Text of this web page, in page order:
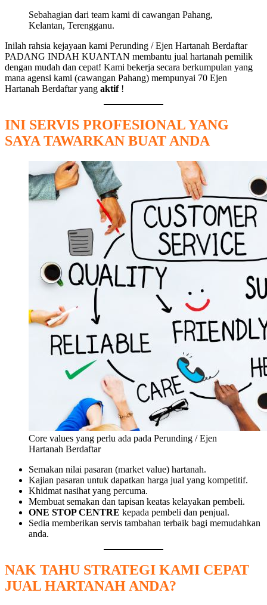
Sebahagian dari team kami di cawangan Pahang,
Kelantan, Terengganu.
Inilah rahsia kejayaan kami Perunding / Ejen Hartanah Berdaftar
PADANG INDAH KUANTAN membantu jual hartanah pemilik
dengan mudah dan cepat! Kami bekerja secara berkumpulan yang
mana agensi kami (cawangan Pahang) mempunyai 70 Ejen
Hartanah Berdaftar yang aktif!
INI SERVIS PROFESIONAL YANG
SAYA TAWARKAN BUAT ANDA
Core values yang perlu ada pada Perunding / Ejen
Hartanah Berdaftar
Semakan nilai pasaran (market value) hartanah.
Kajian pasaran untuk dapatkan harga jual yang kompetitif.
Khidmat nasihat yang percuma.
Membuat semakan dan tapisan keatas kelayakan pembeli.
ONE STOP CENTRE kepada pembeli dan penjual.
Sedia memberikan servis tambahan terbaik bagi memudahkan
anda.
NAK TAHU STRATEGI KAMI CEPAT
JUAL HARTANAH ANDA?